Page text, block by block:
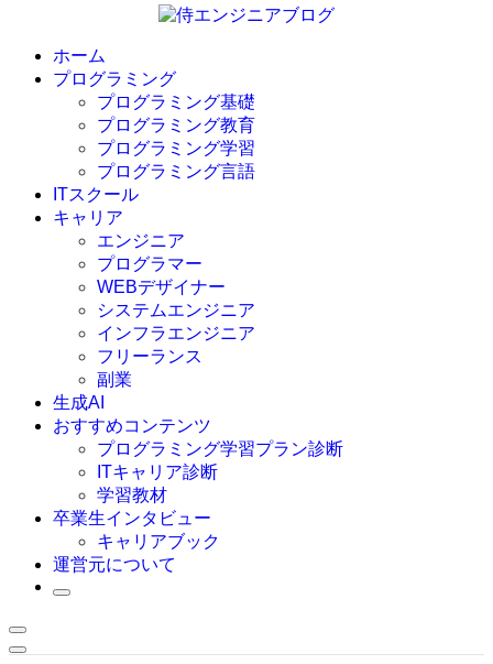
ホーム
プログラミング
プログラミング基礎
プログラミング教育
プログラミング学習
プログラミング言語
C言語
C#
VBA
Go言語
Kotlin
Java
JavaScript
Swift
Ruby
その他言語
ITスクール
キャリア
エンジニア
プログラマー
WEBデザイナー
システムエンジニア
インフラエンジニア
フリーランス
副業
生成AI
おすすめコンテンツ
プログラミング学習プラン診断
ITキャリア診断
学習教材
卒業生インタビュー
キャリアブック
運営元について